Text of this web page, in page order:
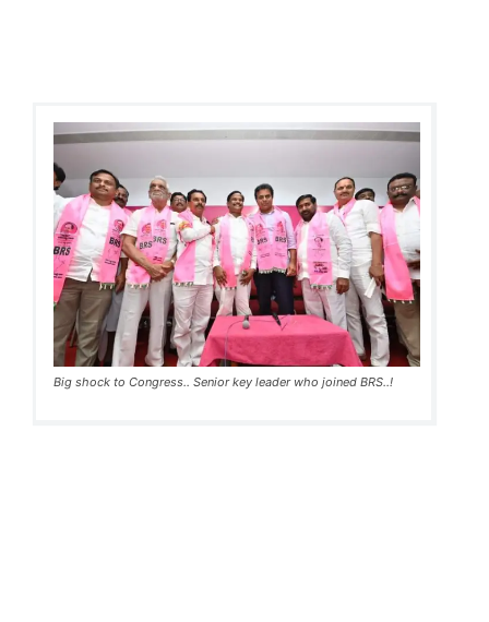
Big shock to Congress.. Senior key leader who joined BRS..!